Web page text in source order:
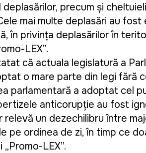
deplasărilor, precum și
mai multe deplasări au fost
în privința deplasărilor în
LEX”.
că actuala legislatură a
o mare parte din legi
parlamentară a adoptat cel
anticorupție au fost
un dezechilibru între
pe ordinea de zi, în timp ce
LEX”.